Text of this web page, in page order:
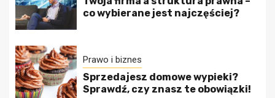
co wybierane jest najczęściej?
Prawo i biznes
Sprzedajesz domowe wypieki?
Sprawdź, czy znasz te obowiązki!